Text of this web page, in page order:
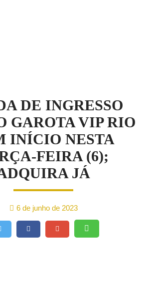
DE INGRESSO
GAROTA VIP RIO
INÍCIO NESTA
FEIRA (6);
JÁ
6 de junho de 2023